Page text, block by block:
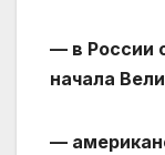
— в России
начала
—